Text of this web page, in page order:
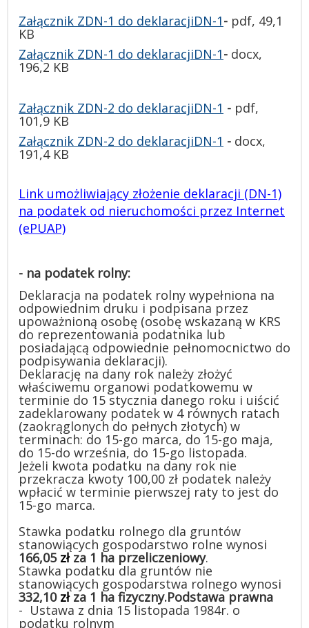
Załącznik ZDN-1 do deklaracjiDN-1- pdf, 49,1
KB
Załącznik ZDN-1 do deklaracjiDN-1- docx,
196,2 KB
Załącznik ZDN-2 do deklaracjiDN-1 - pdf,
101,9 KB
Załącznik ZDN-2 do deklaracjiDN-1 - docx,
191,4 KB
Link umożliwiający złożenie deklaracji (DN-1)
na podatek od nieruchomości przez Internet
(ePUAP)
- na podatek rolny:
Deklaracja na podatek rolny wypełniona na
odpowiednim druku i podpisana przez
upoważnioną osobę (osobę wskazaną w KRS
do reprezentowania podatnika lub
posiadającą odpowiednie pełnomocnictwo do
podpisywania deklaracji).
Deklarację na dany rok należy złożyć
właściwemu organowi podatkowemu w
terminie do 15 stycznia danego roku i uiścić
zadeklarowany podatek w 4 równych ratach
(zaokrąglonych do pełnych złotych) w
terminach: do 15-go marca, do 15-go maja,
do 15-do września, do 15-go listopada.
Jeżeli kwota podatku na dany rok nie
przekracza kwoty 100,00 zł podatek należy
wpłacić w terminie pierwszej raty to jest do
15-go marca.
Stawka podatku rolnego dla gruntów
stanowiących gospodarstwo rolne wynosi
166,05 zł za 1 ha przeliczeniowy.
Stawka podatku dla gruntów nie
stanowiących gospodarstwa rolnego wynosi
332,10złza 1 ha fizyczny.Podstawa prawna
- Ustawa z dnia 15 listopada 1984r. o
podatku rolnym